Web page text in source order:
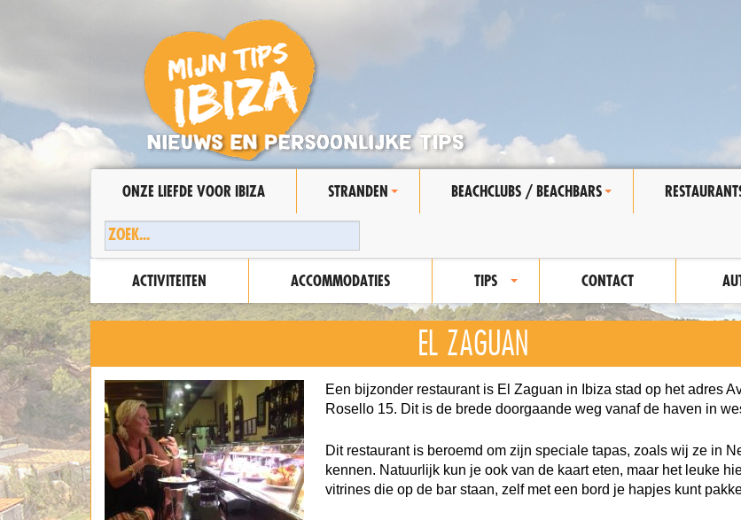
ONZE LIEFDE VOOR IBIZA STRANDEN BEACHCLUBS / BEACHBARS
ACTIVITEITEN ACCOMMODATIES TIPS CONTACT
EL ZAGUAN
Een bijzonder restaurant is El Zaguan in Ibiza stad op het adres
Rosello 15. Dit is de brede doorgaande weg vanaf de haven in
Dit restaurant is beroemd om zijn speciale tapas, zoals wij ze in
kennen. Natuurlijk kun je ook van de kaart eten, maar het leuke
vitrines die op de bar staan, zelf met een bord je hapjes kunt